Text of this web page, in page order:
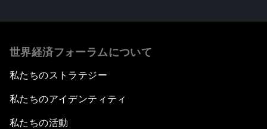
世界経済フォーラムについて
私たちのストラテジー
私たちのアイデンティティ
私たちの活動